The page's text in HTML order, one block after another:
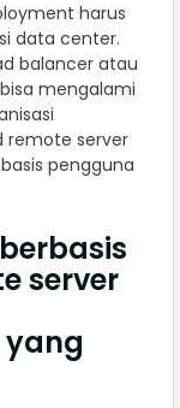
harus
data center.
balancer atau
mengalami
remote server
pengguna
server